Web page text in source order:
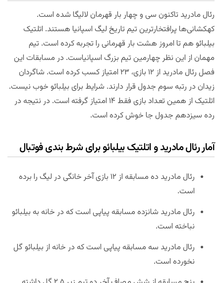
رئال مادرید تاکنون سی و چهار بار قهرمان لالیگا شده است.
کهکشانی‌ها پرافتخارترین تیم تاریخ لیگ اسپانیا هستند. اتلتیک
بیلبائو هم تا امروز هشت بار قهرمانی را تجربه کرده است. تیم
مهمان از این نظر چهارمین تیم بزرگ اسپانیاست. در مسابقات این
فصل رئال مادرید از ۱۲ بازی، ۲۳ امتیاز کسب کرده است. شاگردان
زیدان در رتبه سوم جدول قرار دارند. شرایط برای بیلبائو خوب نیست.
اتلتیک از همین تعداد بازی فقط ۱۴ امتیاز گرفته است. در نتیجه در
رده سیزدهم جدول جا خوش کرده است.
آمار رئال مادرید و اتلتیک بیلبائو برای شرط بندی فوتبال
رئال مادرید ده مسابقه از ۱۲ بازی آخر خانگی در لیگ را برده
است.
رئال مادرید شانزده مسابقه پیاپی است که در خانه به بیلبائو
نباخته است.
رئال مادرید سه مسابقه پیاپی است که در خانه از بیلبائو گل
نخورده است.